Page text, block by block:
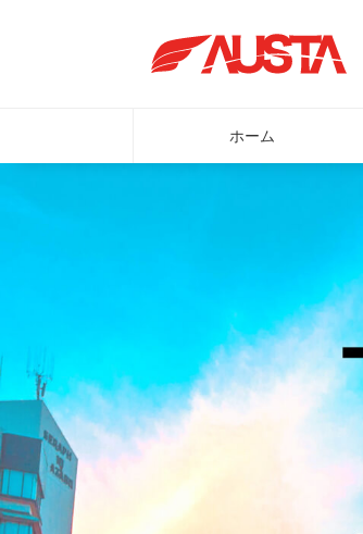
ホーム